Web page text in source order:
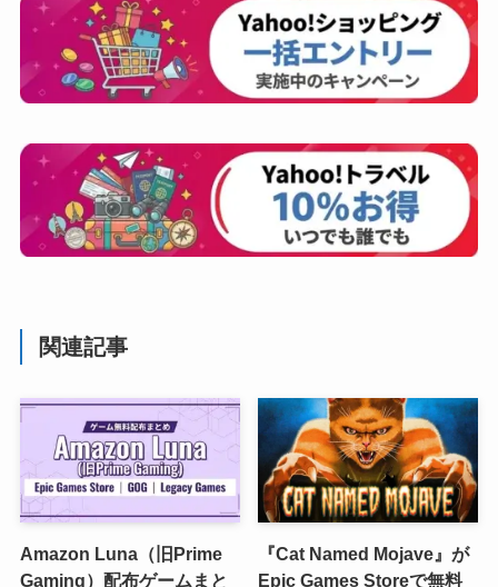
関連記事
Amazon Luna（旧Prime
Gaming）配布ゲームまと
『Cat Named Mojave』が
Epic Games Storeで無料